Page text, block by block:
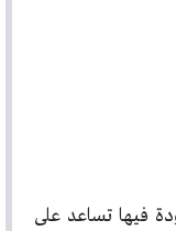
فيها تساعد على